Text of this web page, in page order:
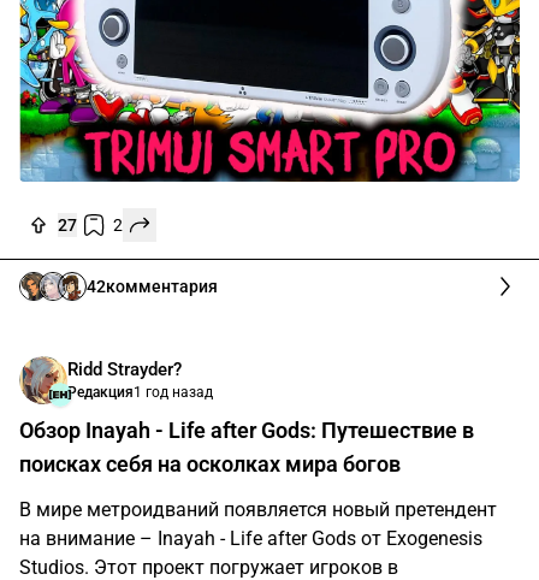
27 2
42комментария
Ridd Strayder?
Редакция1 год назад
Обзор Inayah - Life after Gods: Путешествие в
поисках себя на осколках мира богов
В мире метроидваний появляется новый претендент
на внимание – Inayah - Life after Gods от Exogenesis
Studios. Этот проект погружает игроков в